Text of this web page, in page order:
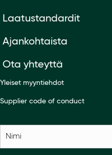
Laatustandardit
Ajankohtaista
Ota yhteyttä
Yleiset myyntiehdot
Supplier code of conduct